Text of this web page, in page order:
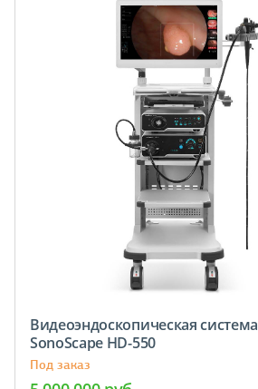
Видеоэндоскопическая cистема
SonoScape HD-550
Под заказ